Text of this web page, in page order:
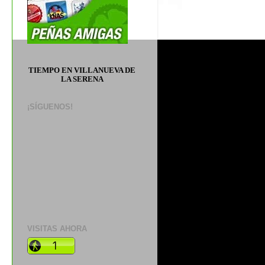
TIEMPO EN VILLANUEVA DE
LA SERENA
¡SÍGUENOS!
VISITAS AHORA